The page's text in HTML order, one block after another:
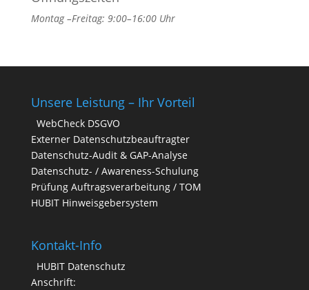
Montag –Freitag: 9:00–16:00 Uhr
Unsere Leistung – Ihr Vorteil
WebCheck DSGVO
Externer Datenschutzbeauftragter
Datenschutz-Audit & GAP-Analyse
Datenschutz- / Awareness-Schulung
Prüfung Auftragsverarbeitung / TOM
HUBIT Hinweisgebersystem
Kontakt-Info
HUBIT Datenschutz
Anschrift: